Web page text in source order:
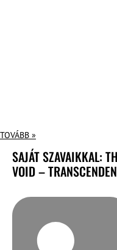
TOVÁBB »
SAJÁT SZAVAIKKAL:
VOID –